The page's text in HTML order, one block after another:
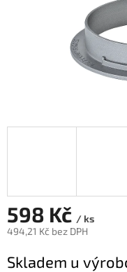
598 Kč / ks
494,21 Kč bez DPH
cena:
Skladem u